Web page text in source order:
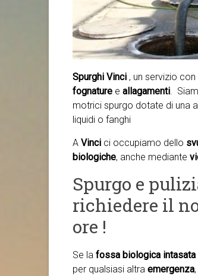
Spurghi Vinci , un servizio
fognature e allagamenti.
motrici spurgo dotate di una
liquidi o fanghi
A Vinci ci occupiamo dello
biologiche, anche mediante
Spurgo e
richiedere il
ore !
Se la fossa biologica intasata
per qualsiasi altra emergenza